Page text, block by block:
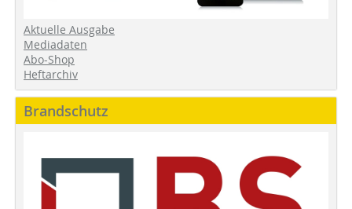
Aktuelle Ausgabe
Mediadaten
Abo-Shop
Heftarchiv
Brandschutz